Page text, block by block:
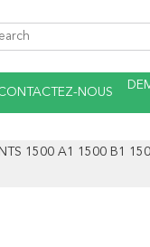
NOUS
1500 A1 1500 B1